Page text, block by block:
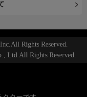
Rights Reserved.
Ltd.All Rights Reserved.